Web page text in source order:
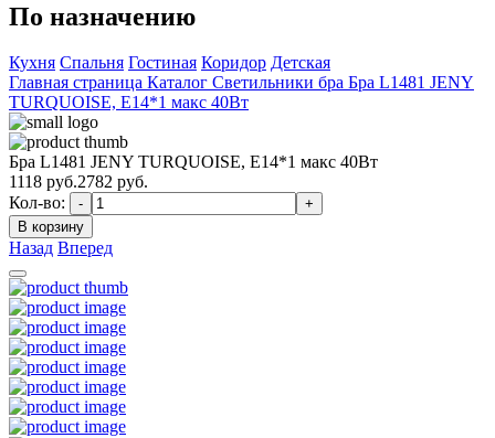
По назначению
Кухня Спальня Гостиная Коридор Детская
Главная страница Каталог Светильники бра Бра L1481 JENY
TURQUOISE, E14*1 макс 40Вт
Бра L1481 JENY TURQUOISE, E14*1 макс 40Вт
1118 руб.2782 руб.
Кол-во:
-
+
В корзину
Назад Вперед